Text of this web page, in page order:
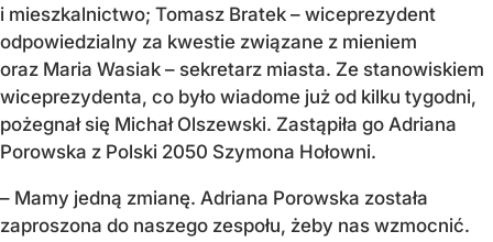
i mieszkalnictwo; Tomasz Bratek – wiceprezydent
odpowiedzialny za kwestie związane z mieniem
oraz Maria Wasiak – sekretarz miasta. Ze stanowiskiem
wiceprezydenta, co było wiadome już od kilku tygodni,
pożegnał się Michał Olszewski. Zastąpiła go Adriana
Porowska z Polski 2050 Szymona Hołowni.
– Mamy jedną zmianę. Adriana Porowska została
zaproszona do naszego zespołu, żeby nas wzmocnić.